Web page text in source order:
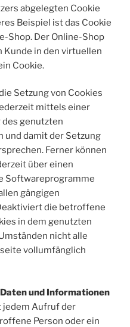
abgelegten Cookie
Beispiel ist das Cookie
Shop. Der Online-Shop
Kunde in den virtuellen
Cookie.
Setzung von Cookies
mittels einer
genutzten
damit der Setzung
Ferner können
über einen
Softwareprogramme
gängigen
die betroffene
in dem genutzten
nicht alle
vollumfänglich
und Informationen
Aufruf der
Person oder ein